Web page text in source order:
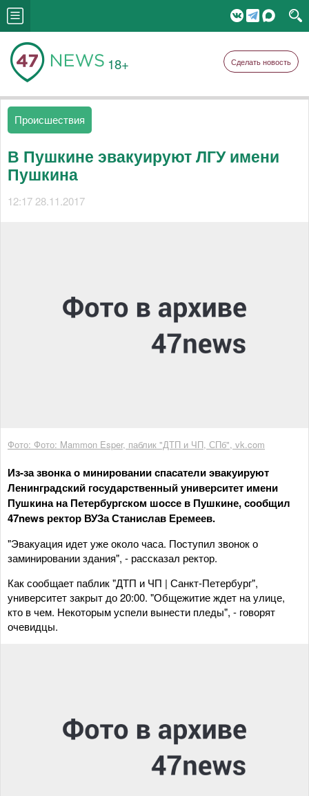
18+ Сделать новость
Происшествия
В Пушкине эвакуируют ЛГУ имени
Пушкина
12:17 28.11.2017
Фото: Фото: Mammon Esper, паблик "ДТП и ЧП, СПб", vk.com
Из-за звонка о минировании спасатели эвакуируют
Ленинградский государственный университет имени
Пушкина на Петербургском шоссе в Пушкине, сообщил
47news ректор ВУЗа Станислав Еремеев.
"Эвакуация идет уже около часа. Поступил звонок о
заминировании здания", - рассказал ректор.
Как сообщает паблик "ДТП и ЧП | Санкт-Петербург",
университет закрыт до 20:00. "Общежитие ждет на улице,
кто в чем. Некоторым успели вынести пледы", - говорят
очевидцы.